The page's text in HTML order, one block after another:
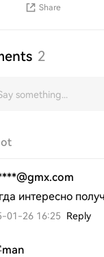
Share
2
интересно
01-26 16:25 Reply